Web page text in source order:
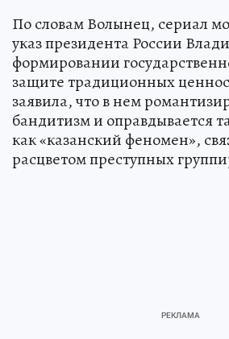
По словам Волынец, сериал
указ президента России
формировании
защите традиционных
заявила, что в нем
бандитизм и оправдывается
как «казанский феномен»,
расцветом преступных